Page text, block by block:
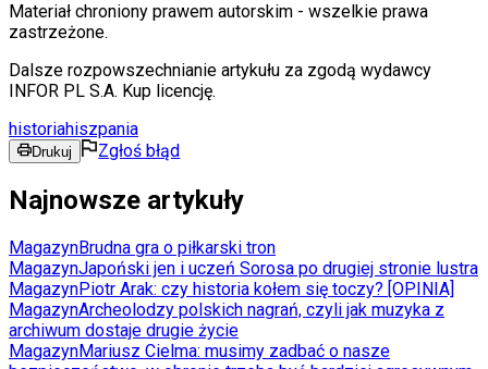
Materiał chroniony prawem autorskim - wszelkie prawa
zastrzeżone.
Dalsze rozpowszechnianie artykułu za zgodą wydawcy
INFOR PL S.A. Kup licencję.
historiahiszpania
Drukuj Zgłoś błąd
Najnowsze artykuły
MagazynBrudna gra o piłkarski tron
MagazynJapoński jen i uczeń Sorosa po drugiej stronie lustra
MagazynPiotr Arak: czy historia kołem się toczy? [OPINIA]
MagazynArcheolodzy polskich nagrań, czyli jak muzyka z
archiwum dostaje drugie życie
MagazynMariusz Cielma: musimy zadbać o nasze